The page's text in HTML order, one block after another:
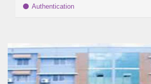
Authentication